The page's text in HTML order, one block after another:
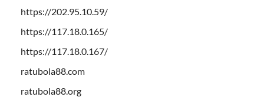
https://202.95.10.59/
https://117.18.0.165/
https://117.18.0.167/
ratubola88.com
ratubola88.org